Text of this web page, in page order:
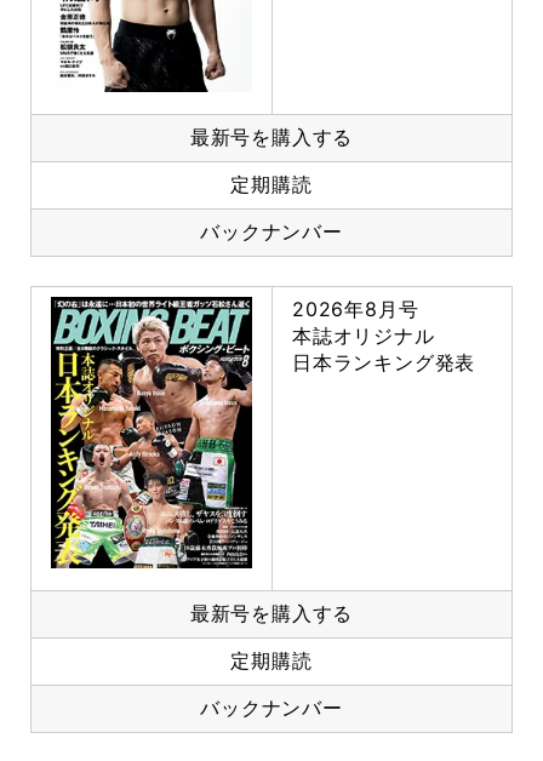
最新号を購入する
定期購読
バックナンバー
2026年8月号
本誌オリジナル
日本ランキング発表
最新号を購入する
定期購読
バックナンバー